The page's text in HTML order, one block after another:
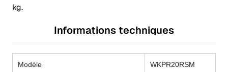
kg.
Informations techniques
Modèle WKPR20RSM